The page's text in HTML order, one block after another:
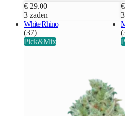
€ 29.00
3 zaden
White Rhino
(37)
Pick&Mix